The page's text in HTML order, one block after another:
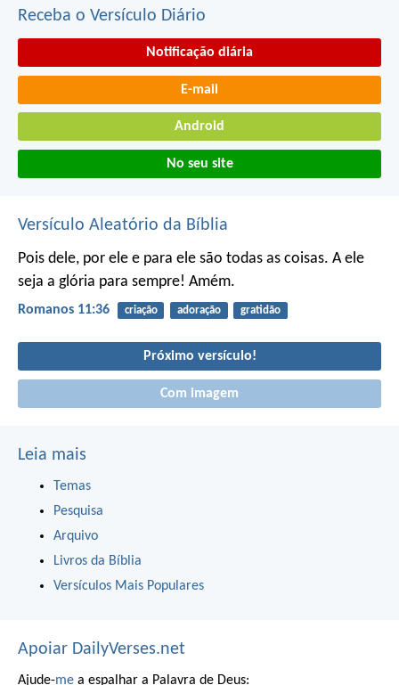
Receba o Versículo Diário
Notificação diária
E-mail
Android
No seu site
Versículo Aleatório da Bíblia
Pois dele, por ele e para ele são todas as coisas. A ele
seja a glória para sempre! Amém.
Romanos 11:36 criação adoração gratidão
Próximo versículo!
Com imagem
Leia mais
Temas
Pesquisa
Arquivo
Livros da Bíblia
Versículos Mais Populares
Apoiar DailyVerses.net
Ajude-me a espalhar a Palavra de Deus: